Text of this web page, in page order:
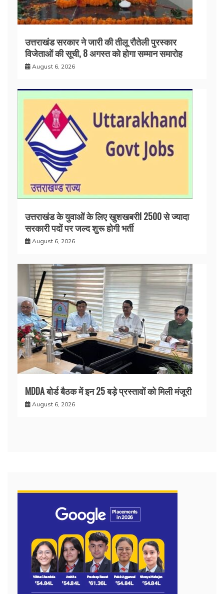
उत्तराखंड सरकार ने जारी की तीलू रौतेली पुरस्कार
विजेताओं की सूची, 8 अगस्त को होगा सम्मान समारोह
August 6, 2026
उत्तराखंड के युवाओं के लिए खुशखबरी! 2500 से ज्यादा
सरकारी पदों पर जल्द शुरू होगी भर्ती
August 6, 2026
MDDA बोर्ड बैठक में इन 25 बड़े प्रस्तावों को मिली मंजूरी
August 6, 2026